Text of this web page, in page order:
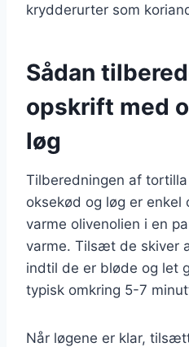
krydderurter som
Sådan
opskrift med
løg
Tilberedningen af
oksekød og løg er
varme olivenolien i en
varme. Tilsæt de skiver
indtil de er bløde og let
typisk omkring 5-7
Når løgene er klar,